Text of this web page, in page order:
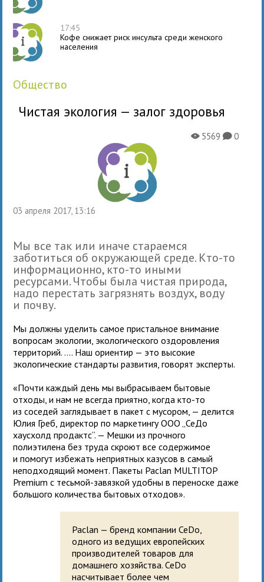
17:45
Кофе снижает риск инсульта среди женского
населения
общество
Чистая экология — залог здоровья
03 апреля 2017, 13:16
X5569K0
Мы все так или иначе стараемся
заботиться об окружающей среде. Кто-то
информационно, кто-то иными
ресурсами. Чтобы была чистая природа,
надо перестать загрязнять воздух, воду
и почву.
Мы должны уделить самое пристальное внимание
вопросам экологии, экологического оздоровления
территорий. .... Наш ориентир — это высокие
экологические стандарты развития, говорят эксперты.
«Почти каждый день мы выбрасываем бытовые
отходы, и нам не всегда приятно, когда кто-то
из соседей заглядывает в пакет с мусором, — делится
Юлия Греб, директор по маркетингу ООО „СеДо
хаусхолд продактс“. — Мешки из прочного
полиэтилена без труда скроют все содержимое
и помогут избежать неприятных казусов в самый
неподходящий момент. Пакеты Paclan MULTITOP
Premium с тесьмой-завязкой удобны в переноске даже
большого количества бытовых отходов».
Paclan — бренд компании CeDo,
одного из ведущих европейских
производителей товаров для
домашнего хозяйства. CeDo
насчитывает более чем